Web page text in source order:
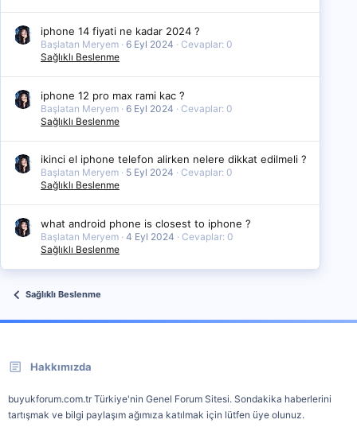
iphone 14 fiyati ne kadar 2024 ?
Başlatan Meryem 6 Eyl 2024
Cevaplar: 0
Sağlıklı Beslenme
iphone 12 pro max rami kac ?
Başlatan Meryem 6 Eyl 2024
Cevaplar: 0
Sağlıklı Beslenme
ikinci el iphone telefon alirken nelere dikkat edilmeli ?
Başlatan Meryem 5 Eyl 2024
Cevaplar: 0
Sağlıklı Beslenme
what android phone is closest to iphone ?
Başlatan Meryem 4 Eyl 2024
Cevaplar: 0
Sağlıklı Beslenme
Sağlıklı Beslenme
Hakkımızda
buyukforum.com.tr Türkiye'nin Genel Forum Sitesi. Sondakika haberlerini
tartışmak ve bilgi paylaşım ağımıza katılmak için lütfen üye olunuz.